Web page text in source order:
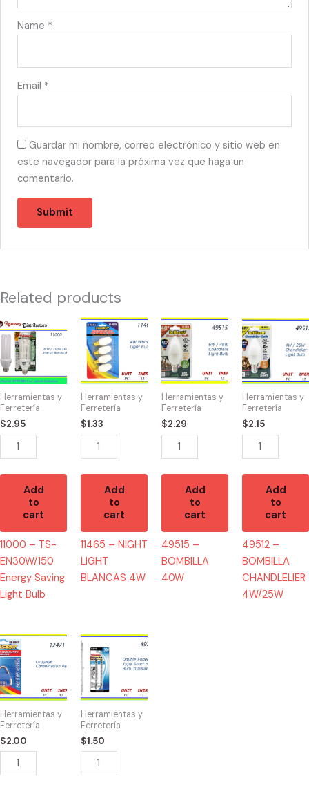
Name *
Email *
Guardar mi nombre, correo electrónico y sitio web en
este navegador para la próxima vez que haga un
comentario.
Related products
Herramientas y
Ferretería
$2.95
11000
TS-
EN30W/150
Energy
Saving
Light
Bulb
quantity
Add
to
cart
11000 – TS-
EN30W/150
Energy Saving
Light Bulb
Herramientas y
Ferretería
$1.33
11465
NIGHT
LIGHT
BLANCAS
4W
quantity
Add
to
cart
11465 – NIGHT
LIGHT
BLANCAS 4W
Herramientas y
Ferretería
$2.29
49515
-
BOMBILLA
40W
quantity
Add
to
cart
49515 –
BOMBILLA
40W
Herramientas y
Ferretería
$2.15
49512
-
BOMBILLA
CHANDLELIER
4W/25W
quantity
Add
to
cart
49512 –
BOMBILLA
CHANDLELIER
4W/25W
Herramientas y
Ferretería
$2.00
12471
-
CANDADO
DE
COMBINACION
quantity
Herramientas y
Ferretería
$1.50
49734
-
BOMBILLAS
300W
DOBLES
quantity